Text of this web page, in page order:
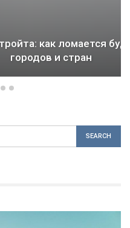
ломается будущее
стран